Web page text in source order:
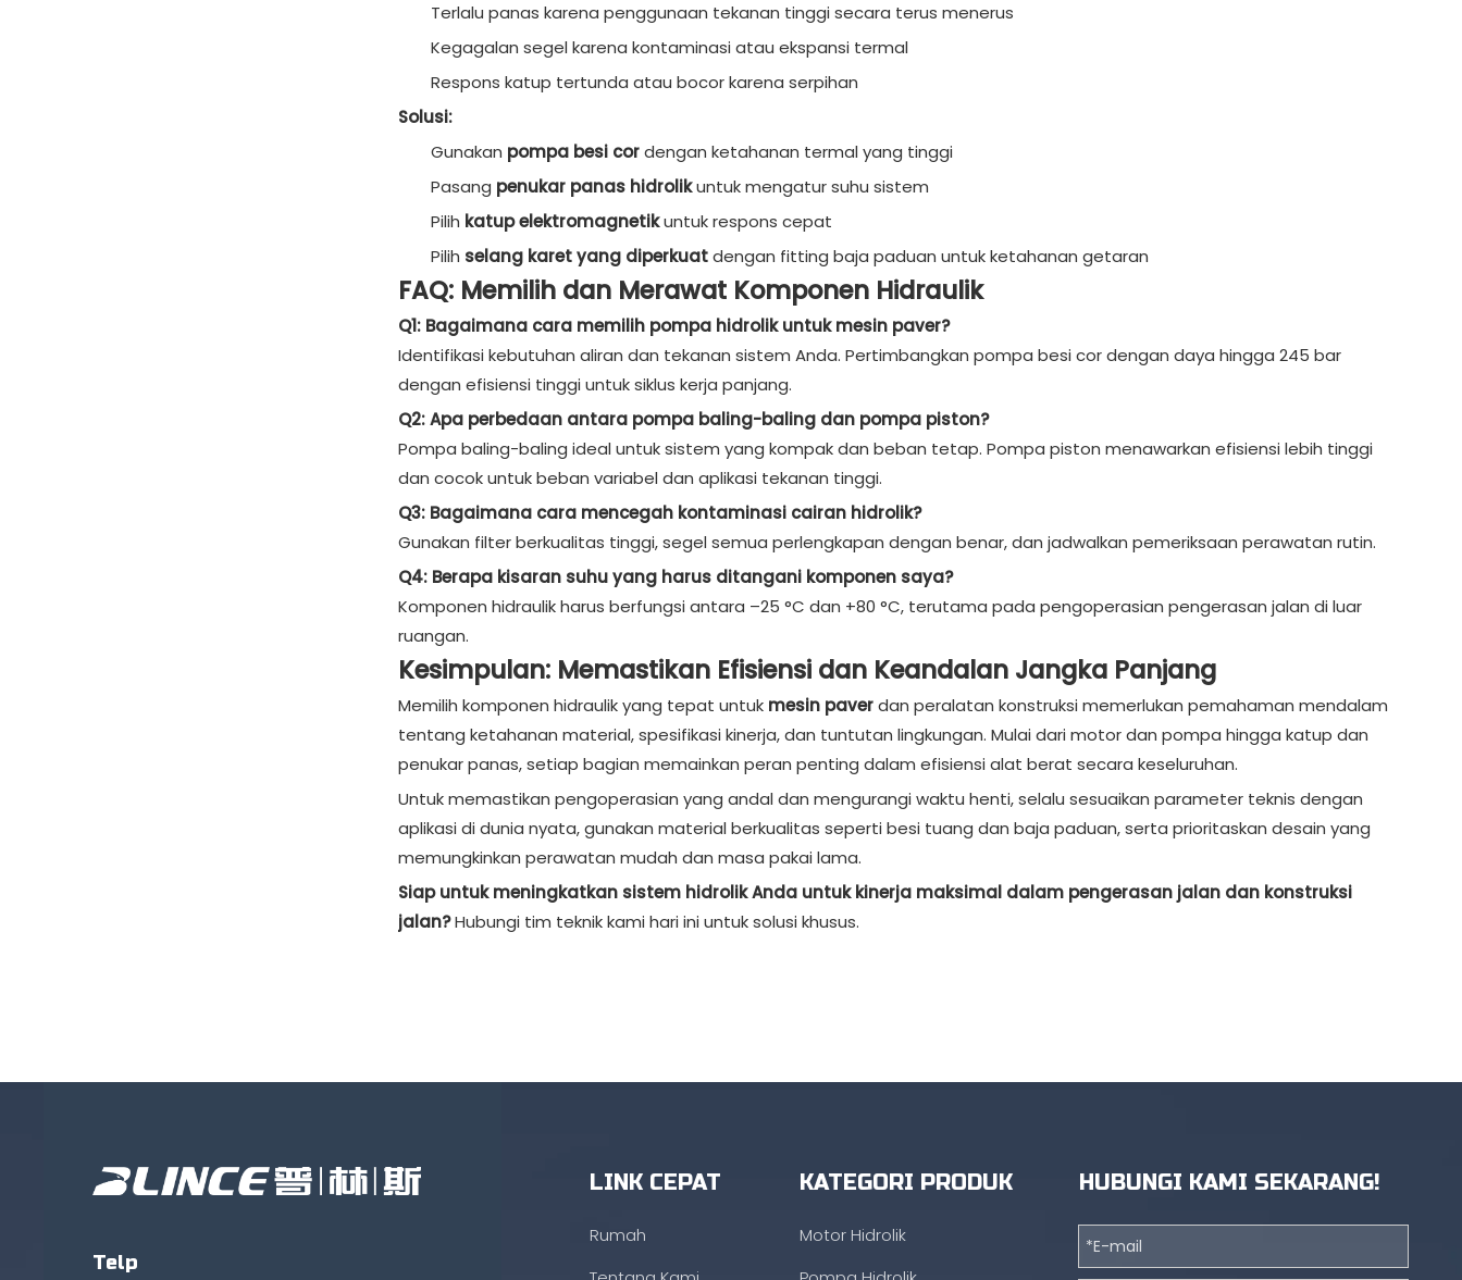
Terlalu panas karena penggunaan tekanan tinggi secara terus menerus
Kegagalan segel karena kontaminasi atau ekspansi termal
Respons katup tertunda atau bocor karena serpihan
Solusi:
Gunakan pompa besi cordengan ketahanan termal yang tinggi
Pasang penukar panas hidrolikuntuk mengatur suhu sistem
Pilih katup elektromagnetikuntuk respons cepat
Pilih selang karet yang diperkuatdengan fitting baja paduan untuk ketahanan getaran
FAQ: Memilih dan Merawat Komponen Hidraulik
Q1: Bagaimana cara memilih pompa hidrolik untuk mesin paver?
Identifikasi kebutuhan aliran dan tekanan sistem Anda. Pertimbangkan pompa besi cor dengan daya hingga 245 bar
dengan efisiensi tinggi untuk siklus kerja panjang.
Q2: Apa perbedaan antara pompa baling-baling dan pompa piston?
Pompa baling-baling ideal untuk sistem yang kompak dan beban tetap. Pompa piston menawarkan efisiensi lebih tinggi
dan cocok untuk beban variabel dan aplikasi tekanan tinggi.
Q3: Bagaimana cara mencegah kontaminasi cairan hidrolik?
Gunakan filter berkualitas tinggi, segel semua perlengkapan dengan benar, dan jadwalkan pemeriksaan perawatan rutin.
Q4: Berapa kisaran suhu yang harus ditangani komponen saya?
Komponen hidraulik harus berfungsi antara –25 °C dan +80 °C, terutama pada pengoperasian pengerasan jalan di luar
ruangan.
Kesimpulan: Memastikan Efisiensi dan Keandalan Jangka Panjang
Memilih komponen hidraulik yang tepat untuk mesin paverdan peralatan konstruksi memerlukan pemahaman mendalam
tentang ketahanan material, spesifikasi kinerja, dan tuntutan lingkungan. Mulai dari motor dan pompa hingga katup dan
penukar panas, setiap bagian memainkan peran penting dalam efisiensi alat berat secara keseluruhan.
Untuk memastikan pengoperasian yang andal dan mengurangi waktu henti, selalu sesuaikan parameter teknis dengan
aplikasi di dunia nyata, gunakan material berkualitas seperti besi tuang dan baja paduan, serta prioritaskan desain yang
memungkinkan perawatan mudah dan masa pakai lama.
Siap untuk meningkatkan sistem hidrolik Anda untuk kinerja maksimal dalam pengerasan jalan dan konstruksi
jalan?Hubungi tim teknik kami hari ini untuk solusi khusus.
Telp
LINK CEPAT
Rumah
KATEGORI PRODUK
Motor Hidrolik
HUBUNGI KAMI SEKARANG!